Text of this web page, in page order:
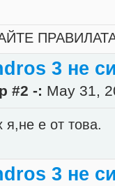
3 не
#2 -: May 31,
я,не е от това.
3 не